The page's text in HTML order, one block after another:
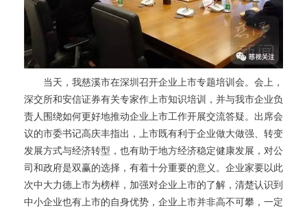
当天，我慈溪市在深圳召开企业上市专题培训会。会上，
深交所和安信证券有关专家作上市知识培训，并与我市企业负
责人围绕如何更好地推动企业上市工作开展交流答疑。出席会
议的市委书记高庆丰指出，上市既有利于企业做大做强、转变
发展方式与经济转型，也有助于地方经济稳定健康发展，对公
司和政府是双赢的选择，有着十分重要的意义。企业家要以此
次中大力德上市为榜样，加强对企业上市的了解，清楚认识到
中小企业也有上市的自身优势，企业上市并非高不可攀，一定